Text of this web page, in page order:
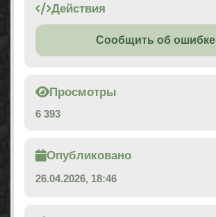
Действия
Сообщить об ошибке
Просмотры
6 393
Опубликовано
26.04.2026, 18:46